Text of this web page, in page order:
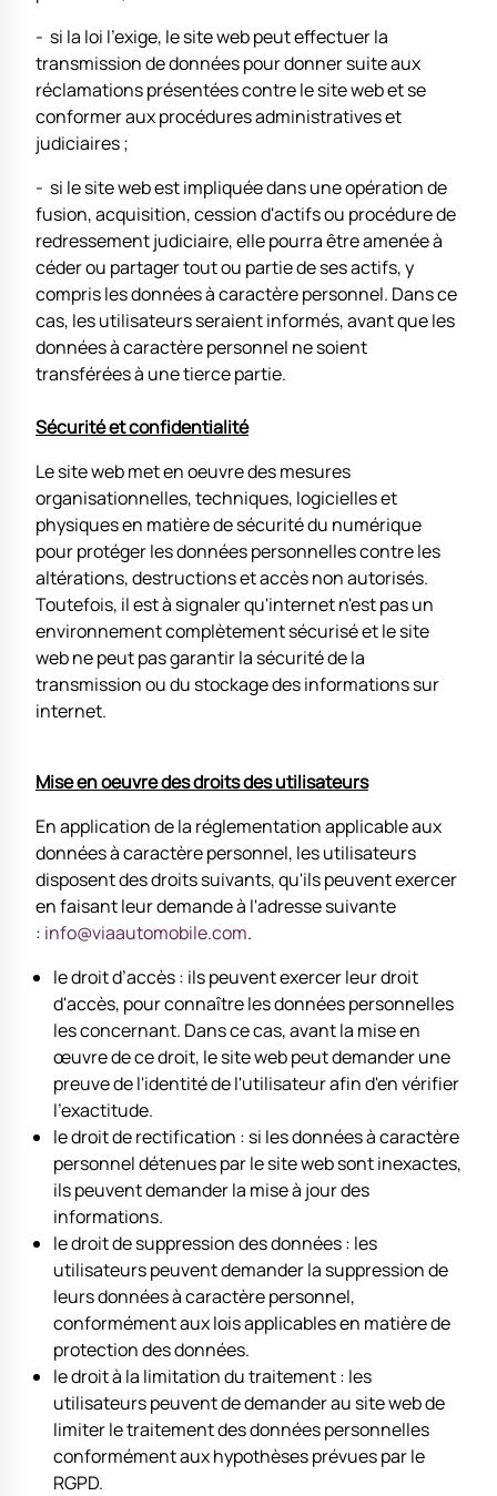
- si la loi l'exige, le site web peut effectuer la
transmission de données pour donner suite aux
réclamations présentées contre le site web et se
conformer aux procédures administratives et
judiciaires ;
- si le site web est impliquée dans une opération de
fusion, acquisition, cession d'actifs ou procédure de
redressement judiciaire, elle pourra être amenée à
céder ou partager tout ou partie de ses actifs, y
compris les données à caractère personnel. Dans ce
cas, les utilisateurs seraient informés, avant que les
données à caractère personnel ne soient
transférées à une tierce partie.
Sécurité et confidentialité
Le site web met en oeuvre des mesures
organisationnelles, techniques, logicielles et
physiques en matière de sécurité du numérique
pour protéger les données personnelles contre les
altérations, destructions et accès non autorisés.
Toutefois, il est à signaler qu'internet n'est pas un
environnement complètement sécurisé et le site
web ne peut pas garantir la sécurité de la
transmission ou du stockage des informations sur
internet.
Mise en oeuvre des droits des utilisateurs
En application de la réglementation applicable aux
données à caractère personnel, les utilisateurs
disposent des droits suivants, qu'ils peuvent exercer
en faisant leur demande à l'adresse suivante
: info@viaautomobile.com.
le droit d’accès : ils peuvent exercer leur droit
d'accès, pour connaître les données personnelles
les concernant. Dans ce cas, avant la mise en
œuvre de ce droit, le site web peut demander une
preuve de l'identité de l'utilisateur afin d'en vérifier
l'exactitude.
le droit de rectification : si les données à caractère
personnel détenues par le site web sont inexactes,
ils peuvent demander la mise à jour des
informations.
le droit de suppression des données : les
utilisateurs peuvent demander la suppression de
leurs données à caractère personnel,
conformément aux lois applicables en matière de
protection des données.
le droit à la limitation du traitement : les
utilisateurs peuvent de demander au site web de
limiter le traitement des données personnelles
conformément aux hypothèses prévues par le
RGPD.